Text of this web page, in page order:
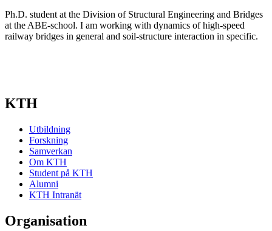
Ph.D. student at the Division of Structural Engineering and Bridges
at the ABE-school. I am working with dynamics of high-speed
railway bridges in general and soil-structure interaction in specific.
KTH
Utbildning
Forskning
Samverkan
Om KTH
Student på KTH
Alumni
KTH Intranät
Organisation